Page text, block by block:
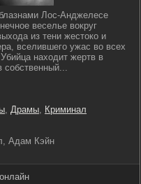
Лос-Анджелесе
веселье вокруг
из тени жестоко и
вселившего ужас во всех
находит жертв в
собственный...
, Драмы, Криминал
Адам Кэйн